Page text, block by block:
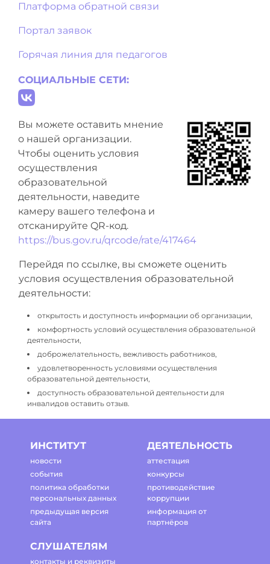
Платформа обратной связи
Портал заявок
Горячая линия для педагогов
СОЦИАЛЬНЫЕ СЕТИ:
Вы можете оставить мнение
о нашей организации.
Чтобы оценить условия
осуществления
образовательной
деятельности, наведите
камеру вашего телефона и
отсканируйте QR-код.
https://bus.gov.ru/qrcode/rate/417464
Перейдя по ссылке, вы сможете оценить
условия осуществления образовательной
деятельности:
открытость и доступность информации об организации,
комфортность условий осуществления образовательной
деятельности,
доброжелательность, вежливость работников,
удовлетворенность условиями осуществления
образовательной деятельности,
доступность образовательной деятельности для
инвалидов оставить отзыв.
ИНСТИТУТ
новости
события
политика обработки
персональных данных
предыдущая версия
сайта
ДЕЯТЕЛЬНОСТЬ
аттестация
конкурсы
противодействие
коррупции
информация от
партнёров
СЛУШАТЕЛЯМ
контакты и реквизиты